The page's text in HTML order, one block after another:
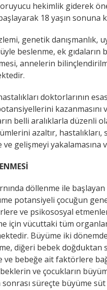
hekimlik giderek
18 yaşın sonuna
genetik danışmanlık,
beslenme, ek gıdaların
annelerin
doktorlarının
belli aralıklarla düzenli
azaltır,
gelişmeyi yakalamasına
döllenme ile
potansiyeli çocuğun
ve psikososyal
için vücuttaki tüm
Büyüme iki
diğeri bebek doğduktan
ve bebeğe ait faktörlere
ve çocukların
süreçte büyüme